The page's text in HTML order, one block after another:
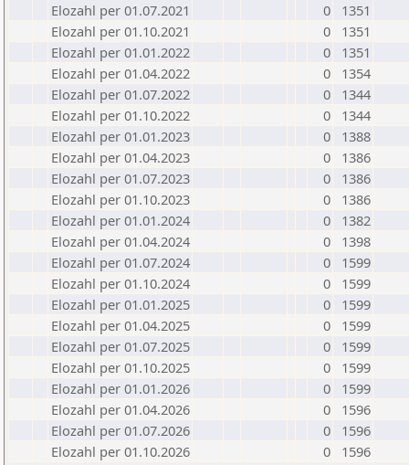
Elozahl per 01.07.2021
0
1351
Elozahl per 01.10.2021
0
1351
Elozahl per 01.01.2022
0
1351
Elozahl per 01.04.2022
0
1354
Elozahl per 01.07.2022
0
1344
Elozahl per 01.10.2022
0
1344
Elozahl per 01.01.2023
0
1388
Elozahl per 01.04.2023
0
1386
Elozahl per 01.07.2023
0
1386
Elozahl per 01.10.2023
0
1386
Elozahl per 01.01.2024
0
1382
Elozahl per 01.04.2024
0
1398
Elozahl per 01.07.2024
0
1599
Elozahl per 01.10.2024
0
1599
Elozahl per 01.01.2025
0
1599
Elozahl per 01.04.2025
0
1599
Elozahl per 01.07.2025
0
1599
Elozahl per 01.10.2025
0
1599
Elozahl per 01.01.2026
0
1599
Elozahl per 01.04.2026
0
1596
Elozahl per 01.07.2026
0
1596
Elozahl per 01.10.2026
0 1596